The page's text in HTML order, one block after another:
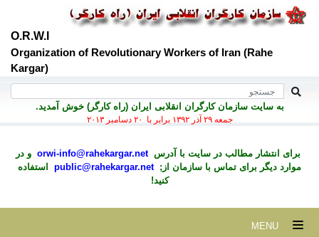
O.R.W.I
Organization of Revolutionary Workers of Iran (Rahe
Kargar)
به سايت سازمان کارگران انقلابی ايران (راه کارگر) خوش آمديد.
جمعه ۲۹ آذر ۱۳۹۲ برابر با ۲۰ دسامبر ۲۰۱۳
برای انتشار مطالب در سايت با آدرسorwi-info@rahekargar.net و در
موارد ديگر برای تماس با سازمان از;public@rahekargar.net
استفاده
کنید!